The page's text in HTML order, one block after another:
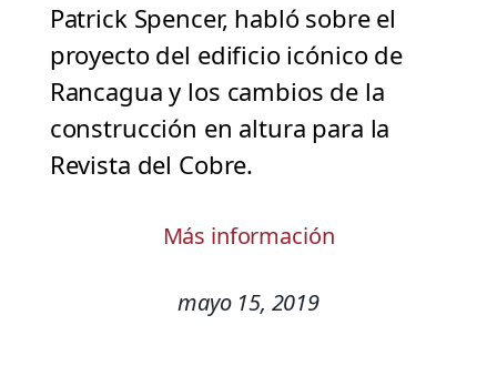
Patrick Spencer, habló sobre el
proyecto del edificio icónico de
Rancagua y los cambios de la
construcción en altura para la
Revista del Cobre.
Más información
mayo 15, 2019